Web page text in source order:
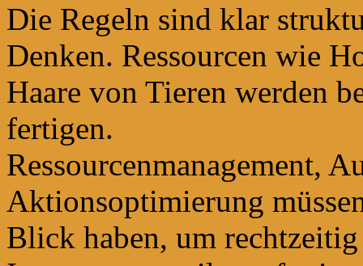
Die Regeln sind klar
Denken. Ressourcen wie
Haare von Tieren werden
fertigen.
Ressourcenmanagement,
Aktionsoptimierung
Blick haben, um